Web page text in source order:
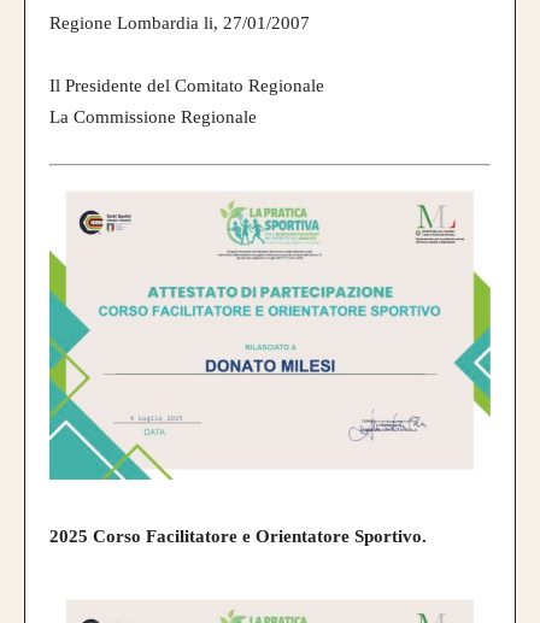
Regione Lombardia li, 27/01/2007
Il Presidente del Comitato Regionale
La Commissione Regionale
2025 Corso Facilitatore e Orientatore Sportivo.